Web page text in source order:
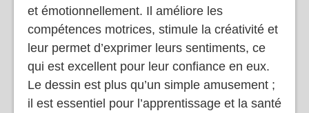
et émotionnellement. Il améliore les
compétences motrices, stimule la créativité et
leur permet d’exprimer leurs sentiments, ce
qui est excellent pour leur confiance en eux.
Le dessin est plus qu’un simple amusement ;
il est essentiel pour l’apprentissage et la santé